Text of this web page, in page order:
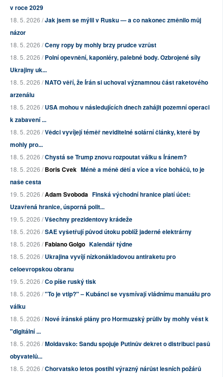
v roce 2029
18. 5. 2026 /Jak jsem se mýlil v Rusku — a co nakonec změnilo můj
názor
18. 5. 2026 /Ceny ropy by mohly brzy prudce vzrůst
18. 5. 2026 /Polní opevnění, kaponiéry, palebné body. Ozbrojené síly
Ukrajiny uk...
18. 5. 2026 /NATO věří, že Írán si uchoval významnou část raketového
arzenálu
18. 5. 2026 /USA mohou v následujících dnech zahájit pozemní operaci
k zabavení ...
18. 5. 2026 /Vědci vyvíjejí téměř neviditelné solární články, které by
mohly pro...
18. 5. 2026 /Chystá se Trump znovu rozpoutat válku s Íránem?
18. 5. 2026 /Boris Cvek Méně a méně dětí a více a více boháčů, to je
naše cesta
19. 5. 2026 /Adam Svoboda Finská východní hranice platí účet:
Uzavřená hranice, úsporná polit...
19. 5. 2026 /Všechny prezidentovy krádeže
18. 5. 2026 /SAE vyšetřují původ útoku poblíž jaderné elektrárny
18. 5. 2026 /Fabiano Golgo Kalendář týdne
18. 5. 2026 /Ukrajina vyvíjí nízkonákladovou antiraketu pro
celoevropskou obranu
19. 5. 2026 /Co píše ruský tisk
18. 5. 2026 /"To je vtip?" – Kubánci se vysmívají vládnímu manuálu pro
válku
18. 5. 2026 /Nové íránské plány pro Hormuzský průliv by mohly vést k
"digitální ...
18. 5. 2026 /Moldavsko: Sandu spojuje Putinův dekret o distribuci pasů
obyvatelů...
18. 5. 2026 /Chorvatsko letos postihl výrazný nárůst lesních požárů